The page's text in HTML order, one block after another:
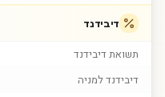
דיבידנד
תשואת דיבידנד
דיבידנד למניה